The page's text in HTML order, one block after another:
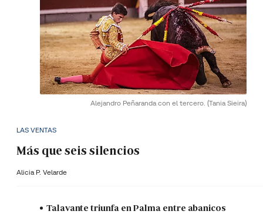
Alejandro Peñaranda con el tercero. (Tania Sieira)
LAS VENTAS
Más que seis silencios
Alicia P. Velarde
Talavante triunfa en Palma entre abanicos